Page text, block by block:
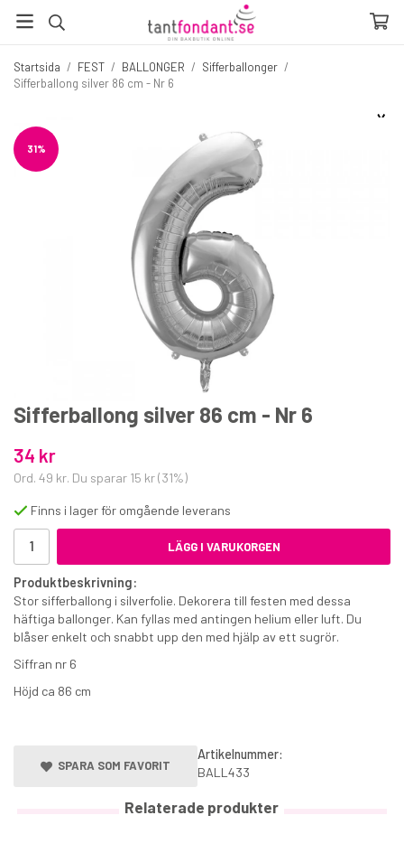
Startsida / FEST / BALLONGER / Sifferballonger /
Sifferballong silver 86 cm - Nr 6
Fler produkter du inte vill missa
35 kr
€3.60
☓
31%
Sifferballong silver 86 cm - Nr 6
34 kr
Ord. 49 kr. Du sparar 15 kr(31%)
Finns i lager för omgående leverans
LÄGG I VARUKORGEN
Produktbeskrivning:
Stor sifferballong i silverfolie. Dekorera till festen med dessa
häftiga ballonger. Kan fyllas med antingen helium eller luft. Du
blåser enkelt och snabbt upp den med hjälp av ett sugrör.
Siffran nr 6
Höjd ca 86 cm
SPARA SOM FAVORIT
Artikelnummer:
BALL433
Relaterade produkter